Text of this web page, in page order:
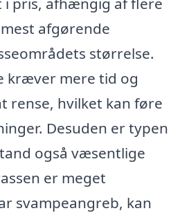
afgørende
størrelse.
kræver mere tid og
rense, hvilket kan føre
Desuden er typen
også væsentlige
er meget
svampeangreb, kan